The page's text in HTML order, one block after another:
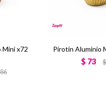
Mini x72
86
Pirotín Aluminio
$ 73 $